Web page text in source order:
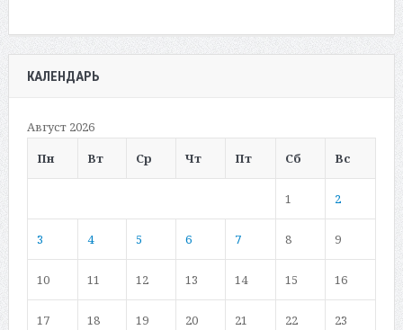
КАЛЕНДАРЬ
Август 2026
Пн
Вт Ср Чт Пт Сб Вс
1 2
3 4 5 6 7 8 9
10 11 12 13 14 15 16
17 18 19 20 21 22 23